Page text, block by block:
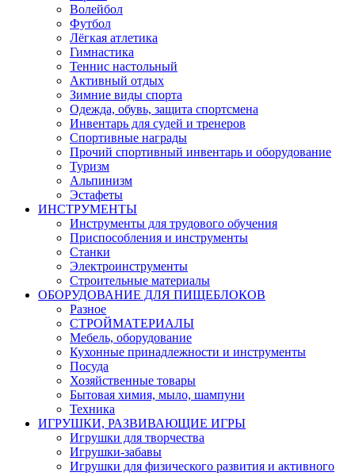
Волейбол
Футбол
Лёгкая атлетика
Гимнастика
Теннис настольный
Активный отдых
Зимние виды спорта
Одежда, обувь, защита спортсмена
Инвентарь для судей и тренеров
Спортивные награды
Прочий спортивный инвентарь и оборудование
Туризм
Альпинизм
Эстафеты
ИНСТРУМЕНТЫ
Инструменты для трудового обучения
Приспособления и инструменты
Станки
Электроинструменты
Строительные материалы
ОБОРУДОВАНИЕ ДЛЯ ПИЩЕБЛОКОВ
Разное
СТРОЙМАТЕРИАЛЫ
Мебель, оборудование
Кухонные принадлежности и инструменты
Посуда
Хозяйственные товары
Бытовая химия, мыло, шампуни
Техника
ИГРУШКИ, РАЗВИВАЮЩИЕ ИГРЫ
Игрушки для творчества
Игрушки-забавы
Игрушки для физического развития и активного